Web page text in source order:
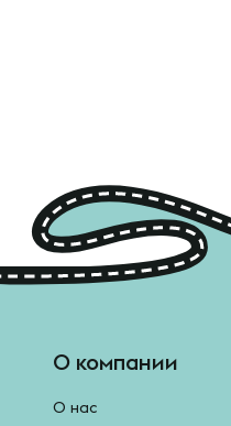
О компании
О нас